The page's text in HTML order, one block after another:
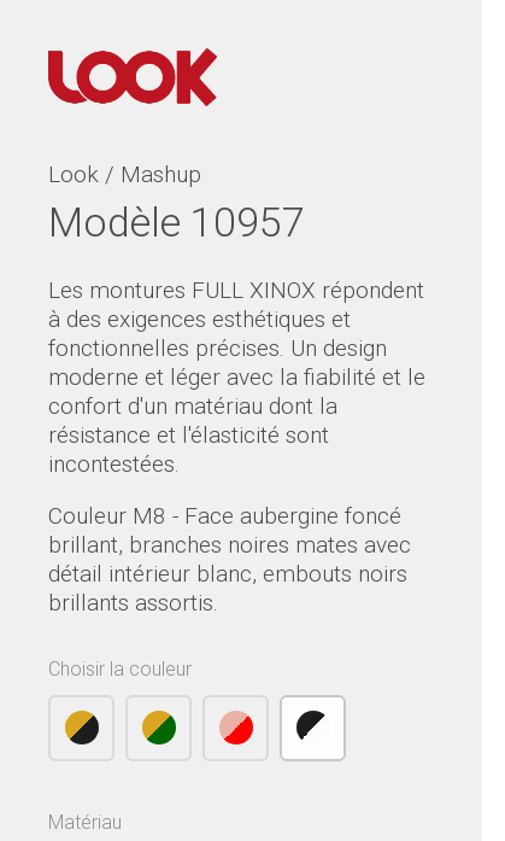
Look / Mashup
Modèle 10957
Les montures FULL XINOX répondent
à des exigences esthétiques et
fonctionnelles précises. Un design
moderne et léger avec la fiabilité et le
confort d'un matériau dont la
résistance et l'élasticité sont
incontestées.
Couleur M8 - Face aubergine foncé
brillant, branches noires mates avec
détail intérieur blanc, embouts noirs
brillants assortis.
Choisir la couleur
Matériau